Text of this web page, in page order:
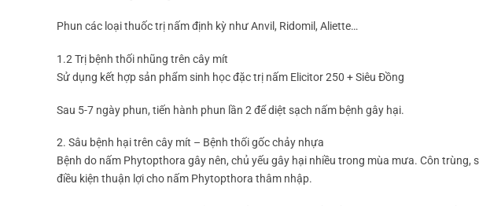
Phun các loại thuốc trị nấm định kỳ như Anvil, Ridomil, Aliette…
1.2 Trị bệnh thối nhũng trên cây mít
Sử dụng kết hợp sản phẩm sinh học đặc trị nấm Elicitor 250 + Siêu Đồng
Sau 5-7 ngày phun, tiến hành phun lần 2 để diệt sạch nấm bệnh gây hại.
2. Sâu bệnh hại trên cây mít – Bệnh thối gốc chảy nhựa
Bệnh do nấm Phytopthora gây nên, chủ yếu gây hại nhiều trong mùa mưa. Côn
điều kiện thuận lợi cho nấm Phytopthora thâm nhập.